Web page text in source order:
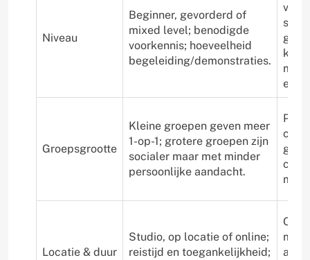
Niveau
Beginner, gevorderd of
mixed level; benodigde
voorkennis; hoeveelheid
begeleiding/demonstraties.
Groepsgrootte
Kleine groepen geven meer
1-op-1; grotere groepen zijn
socialer maar met minder
persoonlijke aandacht.
met
Locatie & duur
Studio, op locatie of online;
reistijd en toegankelijkheid;